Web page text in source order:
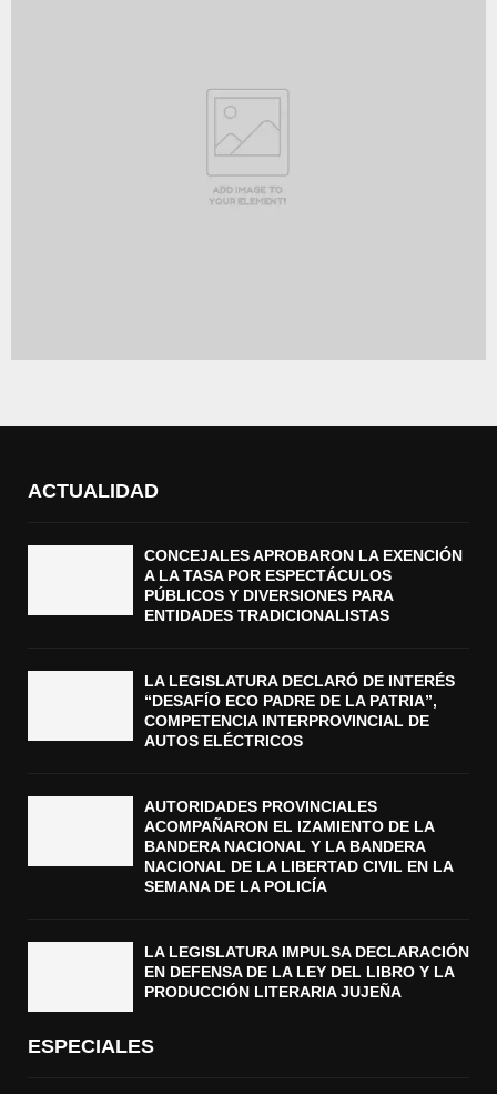
ACTUALIDAD
CONCEJALES APROBARON LA EXENCIÓN
A LA TASA POR ESPECTÁCULOS
PÚBLICOS Y DIVERSIONES PARA
ENTIDADES TRADICIONALISTAS
LA LEGISLATURA DECLARÓ DE INTERÉS
“DESAFÍO ECO PADRE DE LA PATRIA”,
COMPETENCIA INTERPROVINCIAL DE
AUTOS ELÉCTRICOS
AUTORIDADES PROVINCIALES
ACOMPAÑARON EL IZAMIENTO DE LA
BANDERA NACIONAL Y LA BANDERA
NACIONAL DE LA LIBERTAD CIVIL EN LA
SEMANA DE LA POLICÍA
LA LEGISLATURA IMPULSA DECLARACIÓN
EN DEFENSA DE LA LEY DEL LIBRO Y LA
PRODUCCIÓN LITERARIA JUJEÑA
ESPECIALES